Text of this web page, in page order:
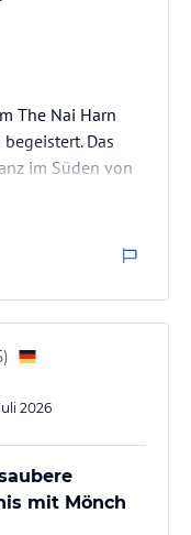
The Nai Harn
Das
im Süden von
über eine riesige
und
nicht
gestaltet und
)
2026
mit Mönch